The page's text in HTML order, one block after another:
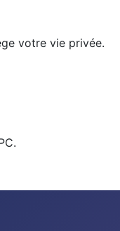
votre vie privée.